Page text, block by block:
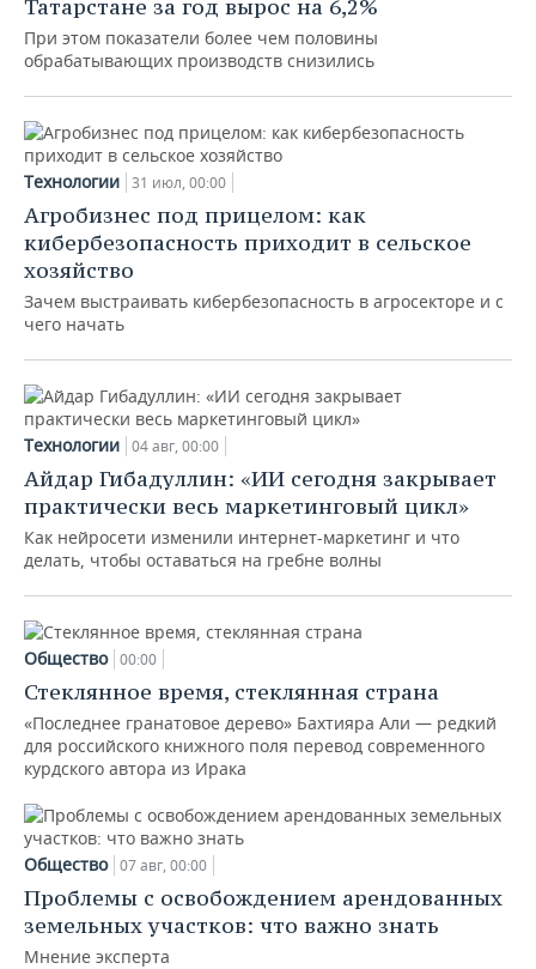
Татарстане за год вырос на 6,2%
При этом показатели более чем половины
обрабатывающих производств снизились
Технологии 31 июл, 00:00
Агробизнес под прицелом: как
кибербезопасность приходит в сельское
хозяйство
Зачем выстраивать кибербезопасность в агросекторе и с
чего начать
Технологии 04 авг, 00:00
Айдар Гибадуллин: «ИИ сегодня закрывает
практически весь маркетинговый цикл»
Как нейросети изменили интернет-маркетинг и что
делать, чтобы оставаться на гребне волны
Общество 00:00
Стеклянное время, стеклянная страна
«Последнее гранатовое дерево» Бахтияра Али — редкий
для российского книжного поля перевод современного
курдского автора из Ирака
Общество 07 авг, 00:00
Проблемы с освобождением арендованных
земельных участков: что важно знать
Мнение эксперта